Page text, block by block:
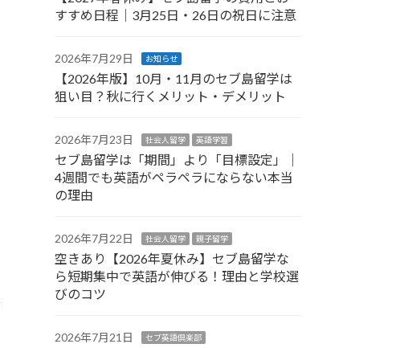
すすめ日程｜3月25日・26日の祝日に注意
2026年7月29日 お知らせ
【2026年版】10月・11月のセブ島留学は
狙い目？秋に行くメリット・デメリット
2026年7月23日 社会人留学 英語学習
セブ島留学は「期間」より「目標設定」｜
4週間でも英語がペラペラにならない本当
の理由
2026年7月22日 社会人留学 親子留学
空きあり【2026年夏休み】セブ島留学な
ら短期集中で英語が伸びる！理由と学校選
びのコツ
2026年7月21日 セブ英語倶楽部